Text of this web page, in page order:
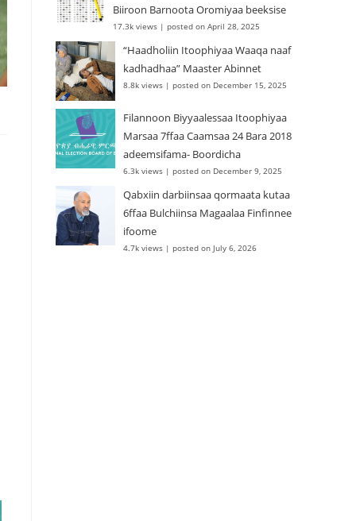
Biiroon Barnoota Oromiyaa beeksise
17.3k views | posted on April 28, 2025
“Haadholiin Itoophiyaa Waaqa naaf
kadhadhaa” Maaster Abinnet
8.8k views | posted on December 15, 2025
Filannoon Biyyaalessaa Itoophiyaa
Marsaa 7ffaa Caamsaa 24 Bara 2018
adeemsifama- Boordicha
6.3k views | posted on December 9, 2025
Qabxiin darbiinsaa qormaata kutaa
6ffaa Bulchiinsa Magaalaa Finfinnee
ifoome
4.7k views | posted on July 6, 2026